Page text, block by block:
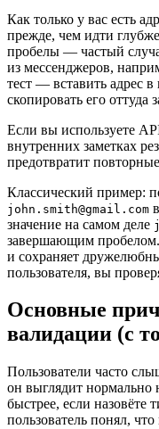
Как только у вас есть
прежде, чем идти
пробелы — частый
из мессенджеров,
тест — вставить адрес
скопировать его оттуда
Если вы используете
внутренних заметках
предотвратит
Классический пример:
john.smith@gmail.com
значение на самом деле
завершающим
и сохраняет
пользователя, вы
Основные
валидации (с
Пользователи часто
он выглядит нормально
быстрее, если
пользователь понял, что